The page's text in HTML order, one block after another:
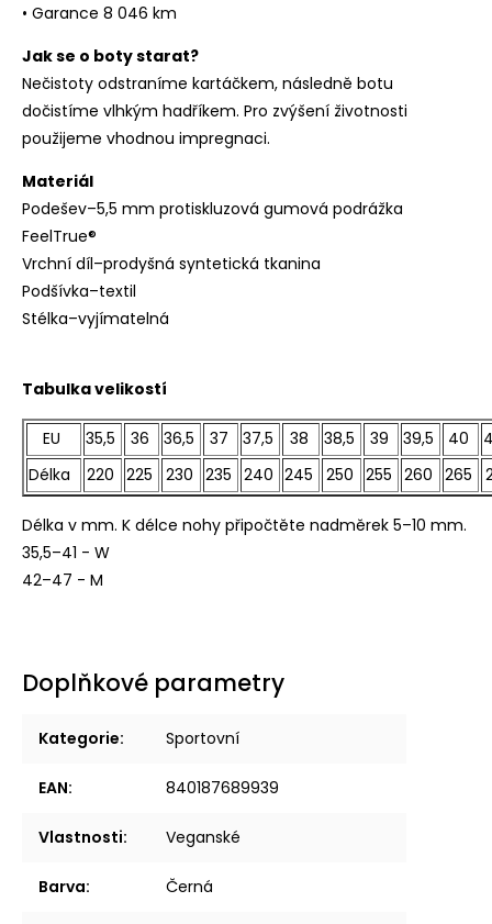
• Garance 8 046 km
Jak se o boty starat?
Nečistoty odstraníme kartáčkem, následně botu
dočistíme vlhkým hadříkem. Pro zvýšení životnosti
použijeme vhodnou impregnaci.
Materiál
Podešev–5,5 mm protiskluzová gumová podrážka
FeelTrue®
Vrchní díl–prodyšná syntetická tkanina
Podšívka–textil
Stélka–vyjímatelná
Tabulka velikostí
EU 35,5 36 36,5 37 37,5 38 38,5 39 39,5 40
Délka
220 225 230 235 240 245 250 255 260 265
Délka v mm. K délce nohy připočtěte nadměrek 5–10 mm.
35,5–41 - W
42–47 - M
Doplňkové parametry
Kategorie: Sportovní
EAN: 840187689939
Vlastnosti: Veganské
Barva: Černá